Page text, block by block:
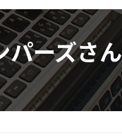
パーズさん